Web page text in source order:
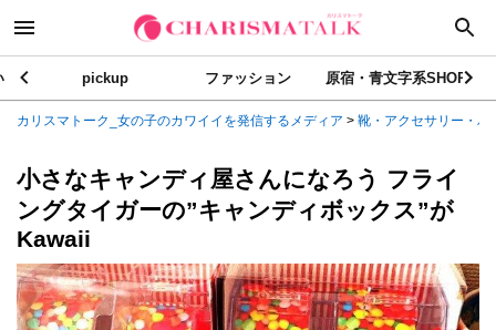
pickup ファッション 原宿・青文字系SHOP
カリスマトーク_女の子のカワイイを発信するメディア > 靴・アクセサリー・バ
小さなキャンディ屋さんになろう フライ
ングタイガーの”キャンディボックス”が
Kawaii